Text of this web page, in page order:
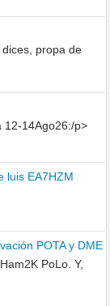
propa de
12-14Ago26:/p>
luis EA7HZM
POTA y DME
PoLo. Y,